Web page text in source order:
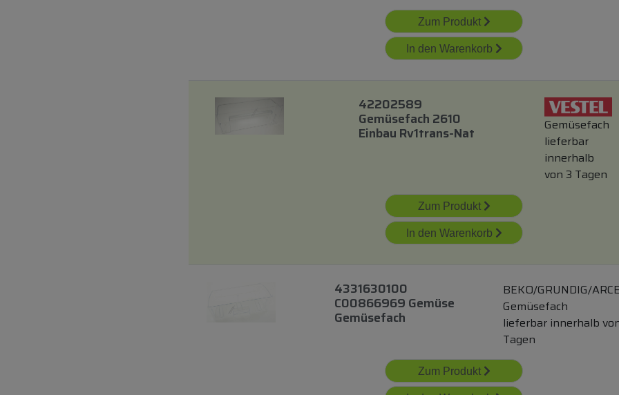
Zum Produkt
In den Warenkorb
42202589
Gemüsefach 2610
Einbau Rv1trans-Nat
Gemüsefach
lieferbar
innerhalb
von 3 Tagen
Zum Produkt
In den Warenkorb
4331630100
C00866969 Gemüse
Gemüsefach
BEKO/GRUNDIG/
Gemüsefach
lieferbar innerhalb
Tagen
Zum Produkt